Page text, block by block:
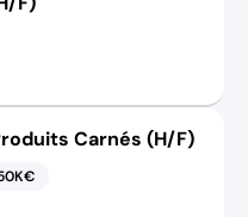
Carnés (H/F)